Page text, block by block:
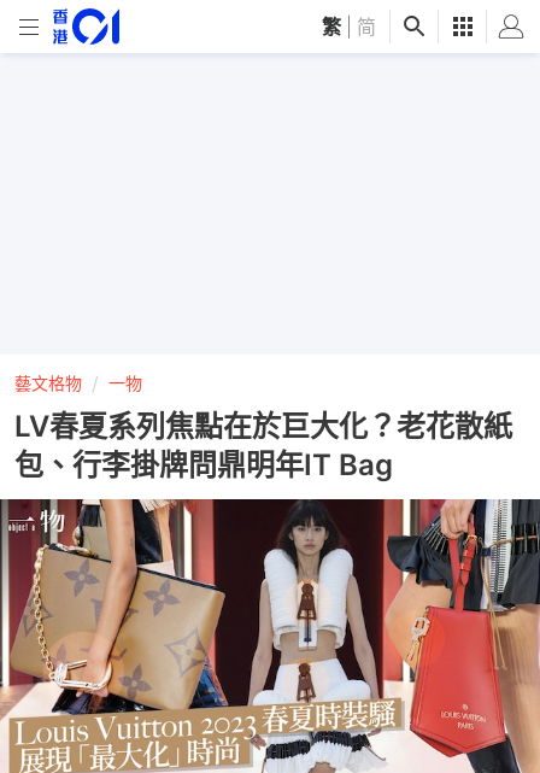
繁 简
藝文格物 一物
LV春夏系列焦點在於巨大化？老花散紙
包、行李掛牌問鼎明年IT Bag